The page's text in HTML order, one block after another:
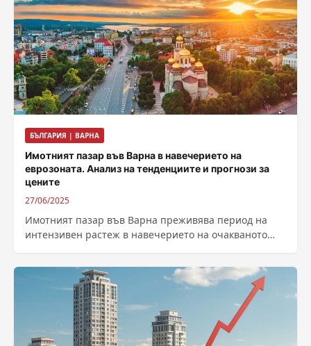
БЪЛГАРИЯ | ВАРНА
Имотният пазар във Варна в навечерието на
еврозоната. Анализ на тенденциите и прогнози за
цените
27/06/2025
Имотният пазар във Варна преживява период на
интензивен растеж в навечерието на очакваното